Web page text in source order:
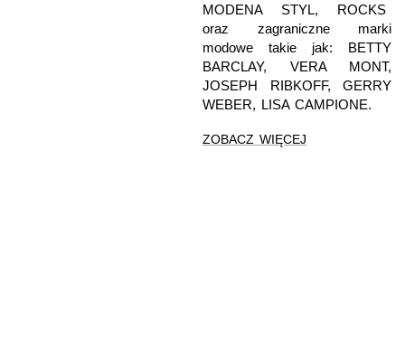
MODENA STYL, ROCKS
oraz zagraniczne marki
modowe takie jak: BETTY
BARCLAY, VERA MONT,
JOSEPH RIBKOFF, GERRY
WEBER, LISA CAMPIONE.
ZOBACZ WIĘCEJ